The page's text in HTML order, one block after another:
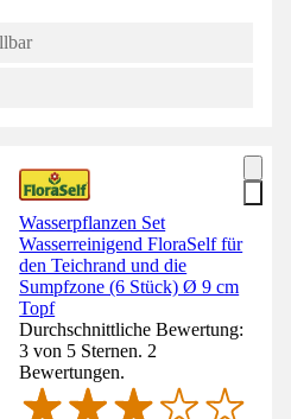
Wasserpflanzen Set
Wasserreinigend FloraSelf für
den Teichrand und die
Sumpfzone (6 Stück) Ø 9 cm
Topf
Durchschnittliche Bewertung:
3 von 5 Sternen. 2
Bewertungen.